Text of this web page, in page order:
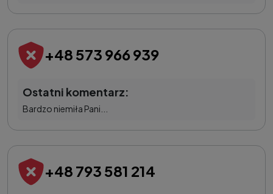
+48 573 966 939
Ostatni komentarz:
Bardzo niemiła Pani...
+48 793 581 214